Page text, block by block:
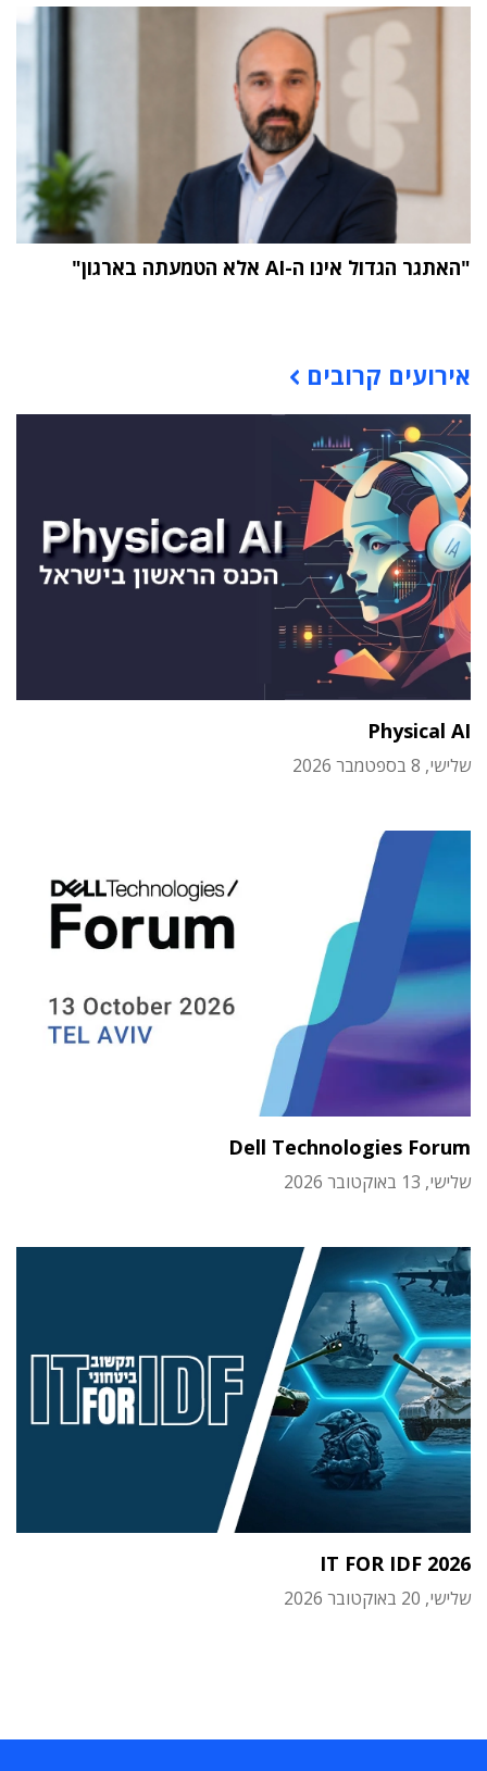
"האתגר הגדול אינו ה-AI אלא הטמעתה בארגון"
אירועים קרובים
Physical AI
שלישי, 8 בספטמבר 2026
Dell Technologies Forum
שלישי, 13 באוקטובר 2026
IT FOR IDF 2026
שלישי, 20 באוקטובר 2026